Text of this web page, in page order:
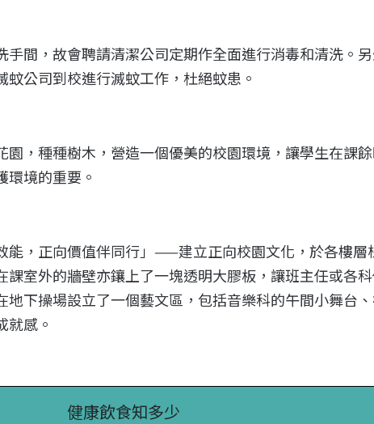
間，故會聘請清潔公司定期作全面進行消毒和清洗。
公司到校進行滅蚊工作，杜絕蚊患。
，種種樹木，營造一個優美的校園環境，讓學生在課
境的重要。
能，正向價值伴同行」——建立正向校園文化，於各樓層
室外的牆壁亦鑲上了一塊透明大膠板，讓班主任或各
下操場設立了一個藝文區，包括音樂科的午間小舞台
就感。
健康飲食知多少